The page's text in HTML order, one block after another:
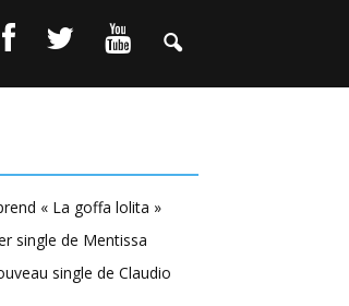
« La goffa lolita »
single de Mentissa
single de Claudio